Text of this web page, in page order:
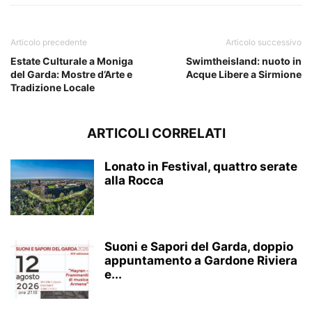
Articolo precedente
Estate Culturale a Moniga
del Garda: Mostre d’Arte e
Tradizione Locale
Articolo successivo
Swimtheisland: nuoto in
Acque Libere a Sirmione
ARTICOLI CORRELATI
Lonato in Festival, quattro serate
alla Rocca
Suoni e Sapori del Garda, doppio
appuntamento a Gardone Riviera
e...